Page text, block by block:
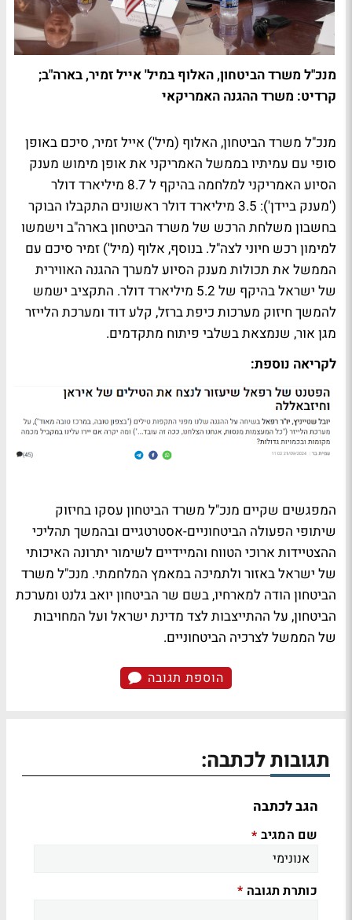
מנכ"ל משרד הביטחון, האלוף במיל' אייל זמיר, בארה"ב;
קרדיט: משרד ההגנה האמריקאי
מנכ"ל משרד הביטחון, האלוף (מיל') אייל זמיר, סיכם באופן
סופי עם עמיתיו בממשל האמריקני את אופן מימוש מענק
הסיוע האמריקני למלחמה בהיקף ל 8.7 מיליארד דולר
('מענק ביידן'): 3.5 מיליארד דולר ראשונים התקבלו הבוקר
בחשבון משלחת הרכש של משרד הביטחון בארה"ב וישמשו
למימון רכש חיוני לצה"ל. בנוסף, אלוף (מיל') זמיר סיכם עם
הממשל את תכולות מענק הסיוע למערך ההגנה האווירית
של ישראל בהיקף של 5.2 מיליארד דולר. התקציב ישמש
להמשך חיזוק מערכות כיפת ברזל, קלע דוד ומערכת הלייזר
מגן אור, שנמצאת בשלבי פיתוח מתקדמים.
לקריאה נוספת:
המפגשים שקיים מנכ"ל משרד הביטחון עסקו בחיזוק
שיתופי הפעולה הביטחוניים-אסטרטגיים ובהמשך תהליכי
ההצטיידות ארוכי הטווח והמיידיים לשימור יתרונה האיכותי
של ישראל באזור ולתמיכה במאמץ המלחמתי. מנכ"ל משרד
הביטחון הודה למארחיו, בשם שר הביטחון יואב גלנט ומערכת
הביטחון, על ההתייצבות לצד מדינת ישראל ועל המחויבות
של הממשל לצרכיה הביטחוניים.
הוספת תגובה
תגובות לכתבה:
הגב לכתבה
שם המגיב *
כותרת תגובה *